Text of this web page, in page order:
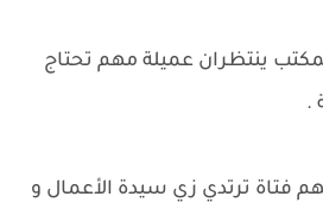
ينتظران عميلة مهم تحتاج
.
فتاة ترتدي زي سيدة الأعمال و